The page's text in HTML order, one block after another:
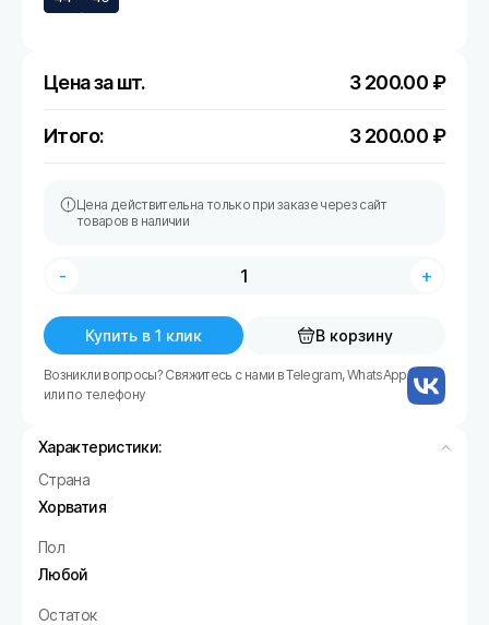
Цена за шт. 3 200.00 ₽
Итого: 3 200.00 ₽
Цена действительна только при заказе через сайт
товаров в наличии
- +
Купить в 1 клик В корзину
Возникли вопросы? Свяжитесь с нами в Telegram, WhatsApp
или по телефону
Характеристики:
Страна
Хорватия
Пол
Любой
Остаток